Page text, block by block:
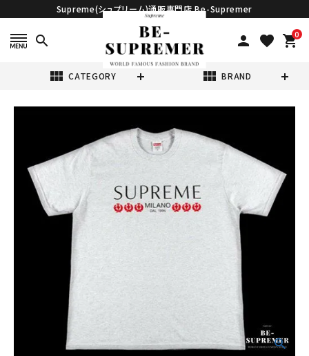
Supreme(シュプリーム)通販専門店 Be-Supremer
search person favorite 0
shopping_cart
view_module CATEGORY view_module BRAND
NEW ITEMS